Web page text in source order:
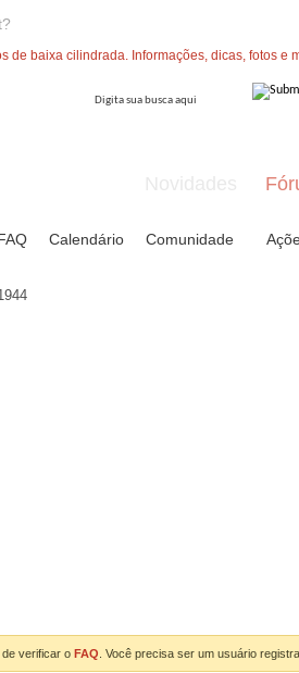
Calendário Comunidade
verificar o FAQ . Você precisa ser um usuário